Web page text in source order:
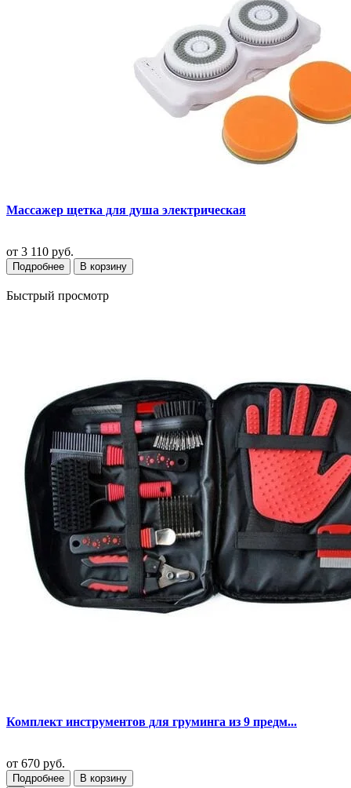
Массажер щетка для душа электрическая
от 3 110 руб.
Подробнее В корзину
Быстрый просмотр
Комплект инструментов для груминга из 9 предм...
от 670 руб.
Подробнее
В корзину